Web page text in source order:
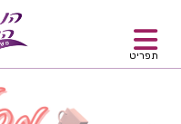
תפריט